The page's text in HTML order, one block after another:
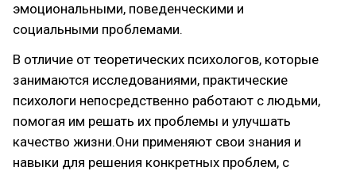
эмоциональными, поведенческими и
социальными проблемами.
В отличие от теоретических психологов, которые
занимаются исследованиями, практические
психологи непосредственно работают с людьми,
помогая им решать их проблемы и улучшать
качество жизни.Они применяют свои знания и
навыки для решения конкретных проблем, с